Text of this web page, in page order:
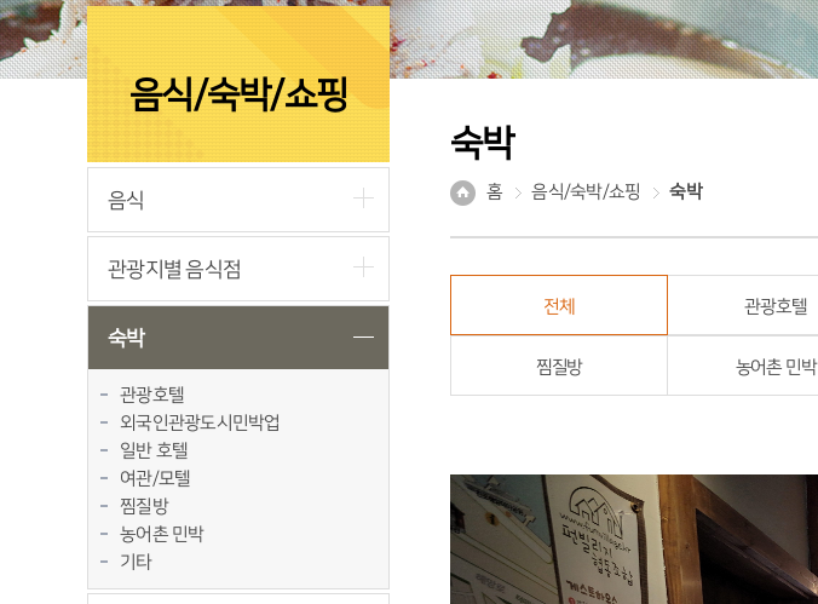
음식/숙박/쇼핑
음식
관광지별 음식점
숙박
관광호텔
외국인관광도시민박업
일반 호텔
여관/모텔
찜질방
농어촌 민박
기타
숙박
홈 음식/숙박/쇼핑 숙박
전체 관광호텔
찜질방 농어촌 민박